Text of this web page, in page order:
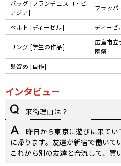
バッグ [フランチェスコ・ビ
アジア]
フラッパ
ベルト [ディーゼル] ディーゼ
リング [学生の作品]
広島市立
園祭
髪留め [自作]
-
インタビュー
来街理由は？
昨日から東京に遊びに来て
に帰ります。友達が新宿で働いて
これから別の友達と合流して、買